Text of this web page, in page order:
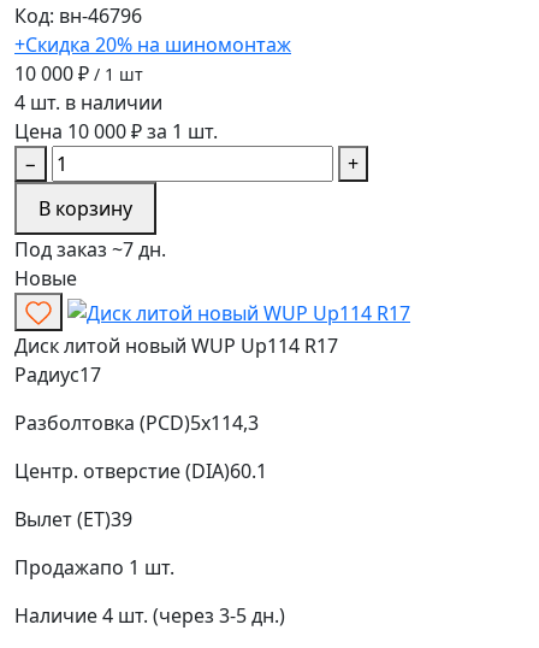
Код: вн-46796
+Скидка 20% на шиномонтаж
10 000 ₽ / 1 шт
4 шт. в наличии
Цена 10 000 ₽ за 1 шт.
−
+
В корзину
Под заказ ~7 дн.
Новые
Диск литой новый WUP Up114 R17
Радиус17
Разболтовка (PCD)5x114,3
Центр. отверстие (DIA)60.1
Вылет (ET)39
Продажапо 1 шт.
Наличие4 шт. (через 3-5 дн.)